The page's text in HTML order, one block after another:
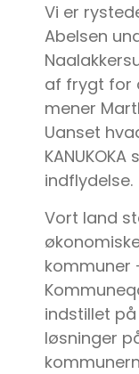
Vi er
Abelsen
af frygt for
mener
Uanset
indflydelse.
Vort land
kommuner
indstillet
løsninger